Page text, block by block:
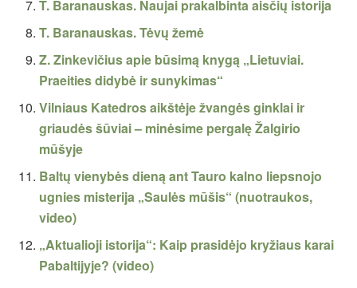
T. Baranauskas. Naujai prakalbinta aisčių istorija
T. Baranauskas. Tėvų žemė
Z. Zinkevičius apie būsimą knygą „Lietuviai.
Praeities didybė ir sunykimas“
Vilniaus Katedros aikštėje žvangės ginklai ir
griaudės šūviai – minėsime pergalę Žalgirio
mūšyje
Baltų vienybės dieną ant Tauro kalno liepsnojo
ugnies misterija „Saulės mūšis“ (nuotraukos,
video)
„Aktualioji istorija“: Kaip prasidėjo kryžiaus karai
Pabaltijyje? (video)